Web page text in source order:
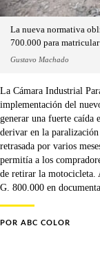
La nueva normativa
700.000 para
Gustavo Machado
La Cámara Industrial
implementación del
generar una fuerte caída
derivar en la
retrasada por varios
permitía a los
de retirar la motocicleta.
G. 800.000 en
POR ABC COLOR